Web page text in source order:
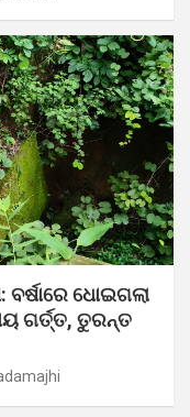
ବର୍ଷାରେ ଧୋଇଗଲା
ଗର୍ତ୍ତ, ତୁରନ୍ତ